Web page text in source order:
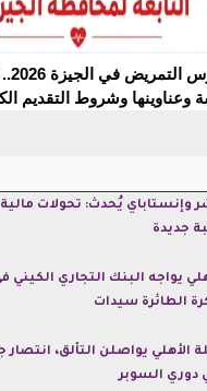
وعناوينها وشروط التقديم
وإنستاباي يُحدث: تحولات مالية
جديدة
يواجه البنك التجاري الكيني
الطائرة سيدات
يواصلن التألق، انتصار
السوبر